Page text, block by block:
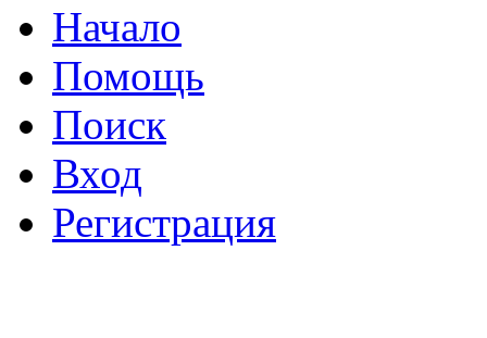
Начало
Помощь
Поиск
Вход
Регистрация